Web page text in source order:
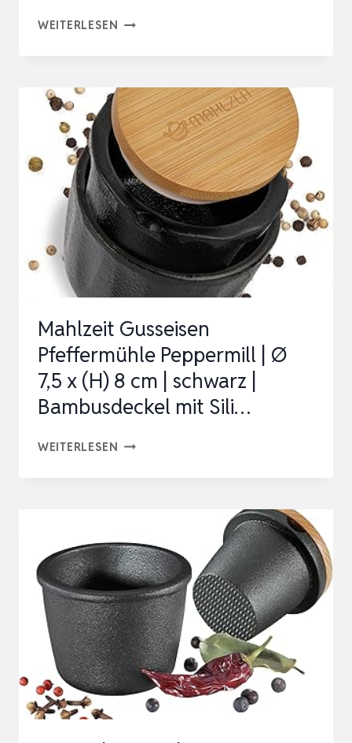
WEITERLESEN PEUGEOT
BALI
FONTE
8
CM
–
STAHLMAHLWERK
–
KLASSISCHE
MAHLGRADEINSTELLUNG
GUSSEI…
Mahlzeit Gusseisen
Pfeffermühle Peppermill | Ø
7,5 x (H) 8 cm | schwarz |
Bambusdeckel mit Sili…
WEITERLESEN MAHLZEIT
|
Ø
7,5
X
(H)
8
CM